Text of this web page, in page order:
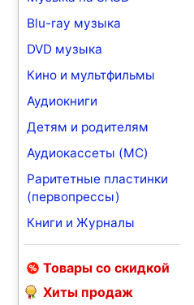
Blu-ray музыка
DVD музыка
Кино и мультфильмы
Аудиокниги
Детям и родителям
Аудиокассеты (MC)
Раритетные пластинки
(первопрессы)
Книги и Журналы
Товары со скидкой
Хиты продаж